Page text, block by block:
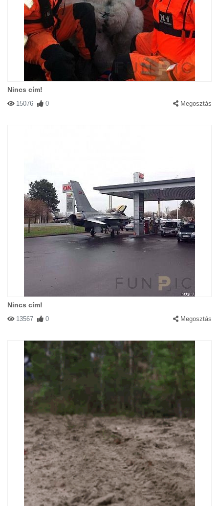
Nincs cím!
15076 0 Megosztás
Nincs cím!
13567 0 Megosztás